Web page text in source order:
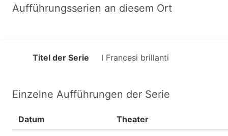
Aufführungsserien an diesem Ort
Titel der Serie I Francesi brillanti
Einzelne Aufführungen der Serie
Datum Theater